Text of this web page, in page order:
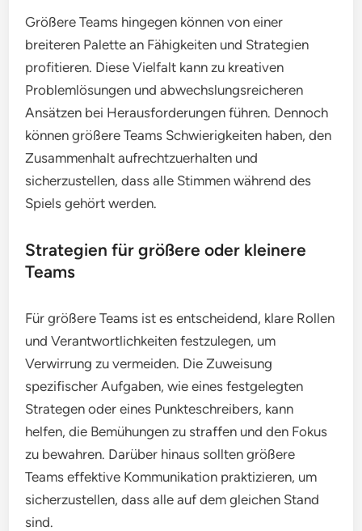
Größere Teams hingegen können von einer
breiteren Palette an Fähigkeiten und Strategien
profitieren. Diese Vielfalt kann zu kreativen
Problemlösungen und abwechslungsreicheren
Ansätzen bei Herausforderungen führen. Dennoch
können größere Teams Schwierigkeiten haben, den
Zusammenhalt aufrechtzuerhalten und
sicherzustellen, dass alle Stimmen während des
Spiels gehört werden.
Strategien für größere oder kleinere
Teams
Für größere Teams ist es entscheidend, klare Rollen
und Verantwortlichkeiten festzulegen, um
Verwirrung zu vermeiden. Die Zuweisung
spezifischer Aufgaben, wie eines festgelegten
Strategen oder eines Punkteschreibers, kann
helfen, die Bemühungen zu straffen und den Fokus
zu bewahren. Darüber hinaus sollten größere
Teams effektive Kommunikation praktizieren, um
sicherzustellen, dass alle auf dem gleichen Stand
sind.